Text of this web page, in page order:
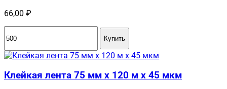
66,00 ₽
Купить
Клейкая лента 75 мм x 120 м x 45 мкм